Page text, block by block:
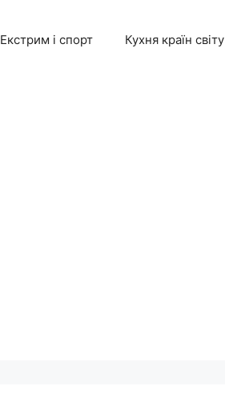
Екстрим і спорт Кухня країн світу